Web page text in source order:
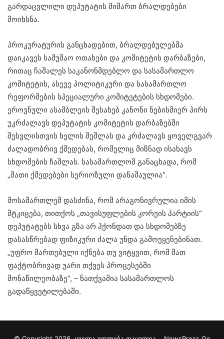
გარდაცვლილი დეპუტატის მიმართ ბრალდებები
მოიხსნა.
პროკურატურის განცხადებით, ბრალდებულებმა
დაიკავეს სამუშაო ოთახები და კომიტეტის დარბაზები,
რითაც ჩაშალეს საკანონმდებლო და სასამართლო
კომიტეტის, ასევე პოლიტიკური და სასამართლო
რეფორმების სპეციალური კომიტეტების სხდომები.
ეროვნული ასამბლეის შესახებ კანონი ნებისმიერ პირს
უკრძალავს დეპუტატის კომიტეტის დარბაზებში
შესვლისთვის ხელის შეშლას და კრძალავს ყოველგვარ
ძალადობრივ ქმედებას, რომელიც მიზნად ისახავს
სხდომების ჩაშლას. სასამართლომ განაცხადა, რომ
„მათი ქმედებები სერიოზული დანაშაულია“.
მოსამართლემ დასძინა, რომ არაგონივრულია იმის
მტკიცება, თითქოს „თავისუფლების კორეის პარტიის“
დეპუტატებს სხვა გზა არ ჰქონდათ და სხდომებზე
დასასწრებად ფიზიკური ძალა უნდა გამოეყენებინათ.
„უფრო მართებული იქნება თუ ვიტყვით, რომ მათ
ფაქტობრივად უარი თქვეს პროცესებში
მონაწილეობაზე“, – ნათქვამია სასამართლოს
გადაწყვეტილებაში.